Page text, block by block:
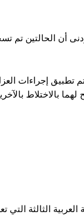
بالاختلاط
العربية الثالثة